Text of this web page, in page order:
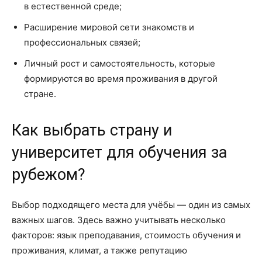
в естественной среде;
Расширение мировой сети знакомств и
профессиональных связей;
Личный рост и самостоятельность, которые
формируются во время проживания в другой
стране.
Как выбрать страну и
университет для обучения за
рубежом?
Выбор подходящего места для учёбы — один из самых
важных шагов. Здесь важно учитывать несколько
факторов: язык преподавания, стоимость обучения и
проживания, климат, а также репутацию